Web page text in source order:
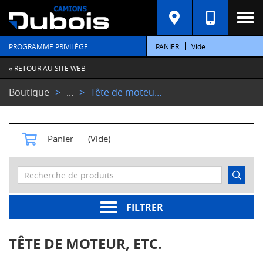
PROGRAMME PRIVILÈGE PANIER Vide
« RETOUR AU SITE WEB
Boutique ... Tête de moteur, etc.
Panier (Vide)
FILTRER
C
A
T
É
G
O
R
E
S
t
e
r
moteur
TÊTE DE MOTEUR, ETC.